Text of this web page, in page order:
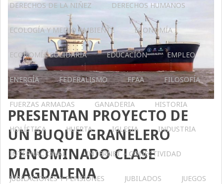
DERECHOS DE LA NIÑEZ DERECHOS HUMANOS
ECOLOGÍA Y MEDIO AMBIENTE ECONOMÍA
ECONOMÍA SOLIDARIA EDUCACIÓN EMPLEO
ENERGÍA FEDERALISMO FFAA FILOSOFÍA
FUERZAS ARMADAS GANADERIA HISTORIA
HOLÍSTICA HUERTA IGLESIA INDUSTRIA
INTERNACIONAL INTERNET – CONECTIVIDAD
JUBILACIONES Y PENSIONES JUBILADOS JUEGOS
PRESENTAN PROYECTO DE
UN BUQUE GRANELERO
DENOMINADO CLASE
MAGDALENA